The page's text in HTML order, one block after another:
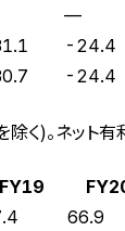
—
-24.4
-24.4
く)。ネット
FY19
66.9